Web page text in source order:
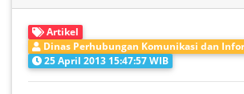
Artikel
Dinas Perhubungan Komunikasi dan
25 April 2013 15:47:57 WIB